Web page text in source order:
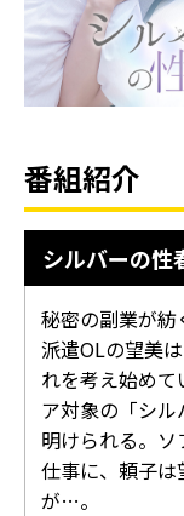
番組紹介
シルバーの性
秘密の副業が紡
派遣OLの望美
れを考え始め
ア対象の「シ
明けられる。
仕事に、頼子は
が…。